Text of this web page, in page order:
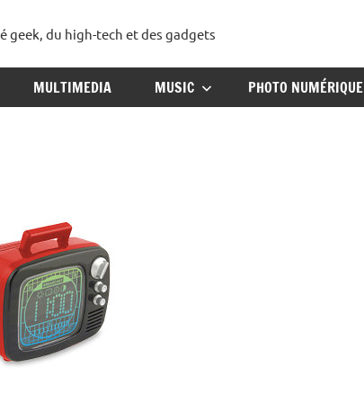
geek, du high-tech et des gadgets
MULTIMEDIA MUSIC PHOTO NUMÉRIQUE